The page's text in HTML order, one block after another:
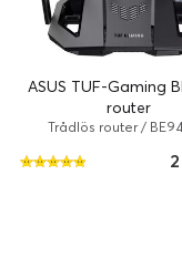
ASUS TUF-Gaming
router
Trådlös router /